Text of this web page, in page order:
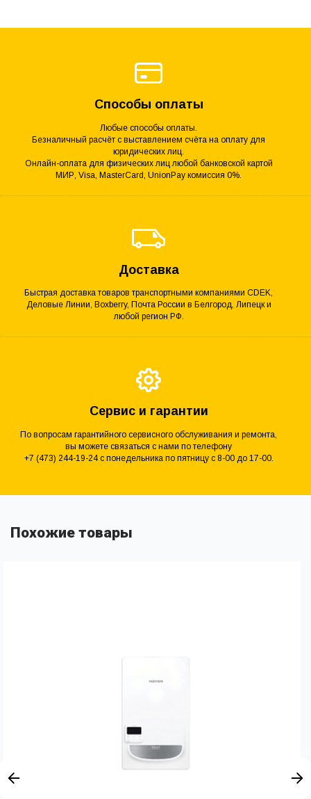
Способы оплаты
Любые способы оплаты.
Безналичный расчёт с выставлением счёта на оплату для
юридических лиц.
Онлайн-оплата для физических лиц любой банковской картой
МИР, Visa, MasterCard, UnionPay комиссия 0%.
Доставка
Быстрая доставка товаров транспортными компаниями CDEK,
Деловые Линии, Boxberry, Почта России в Белгород, Липецк и
любой регион РФ.
Сервис и гарантии
По вопросам гарантийного сервисного обслуживания и ремонта,
вы можете связаться с нами по телефону
+7 (473) 244-19-24 с понедельника по пятницу с 8-00 до 17-00.
Похожие товары